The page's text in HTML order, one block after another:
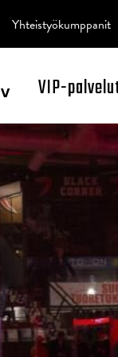
^ VIP-
Yhteistyökumppanit